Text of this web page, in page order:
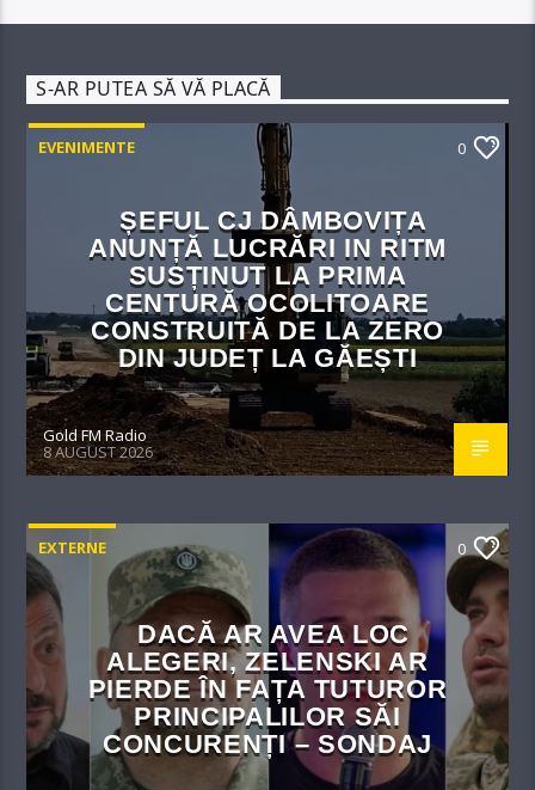
S-AR PUTEA SĂ VĂ PLACĂ
EVENIMENTE 0
ȘEFUL CJ DÂMBOVIȚA
ANUNȚĂ LUCRĂRI IN RITM
SUSȚINUT LA PRIMA
CENTURĂ OCOLITOARE
CONSTRUITĂ DE LA ZERO
DIN JUDEȚ LA GĂEȘTI
Gold FM Radio
8 AUGUST 2026
EXTERNE 0
DACĂ AR AVEA LOC
ALEGERI, ZELENSKI AR
PIERDE ÎN FAȚA TUTUROR
PRINCIPALILOR SĂI
CONCURENȚI – SONDAJ